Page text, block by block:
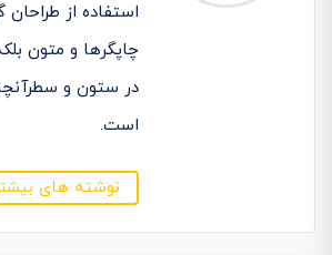
استفاده از
چاپگرها و متون
در ستون و
است.
نوشته های